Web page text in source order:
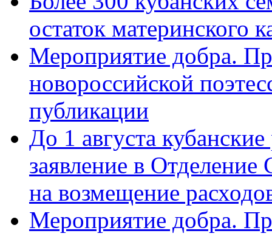
остаток материнского
Мероприятие добра.
новороссийской
публикации
До 1 августа
заявление в
на возмещение
Мероприятие добра.